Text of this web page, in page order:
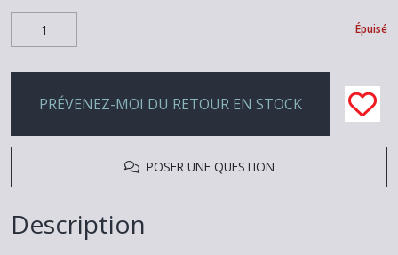
Épuisé
PRÉVENEZ-MOI DU RETOUR EN STOCK
POSER UNE QUESTION
Description